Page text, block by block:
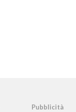
Pubblicità